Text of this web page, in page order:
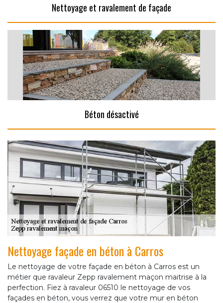
Nettoyage et ravalement de façade
Béton désactivé
Nettoyage façade en béton à Carros
Le nettoyage de votre façade en béton à Carros est un
métier que ravaleur Zepp ravalement maçon maitrise à la
perfection. Fiez à ravaleur 06510 le nettoyage de vos
façades en béton, vous verrez que votre mur en béton